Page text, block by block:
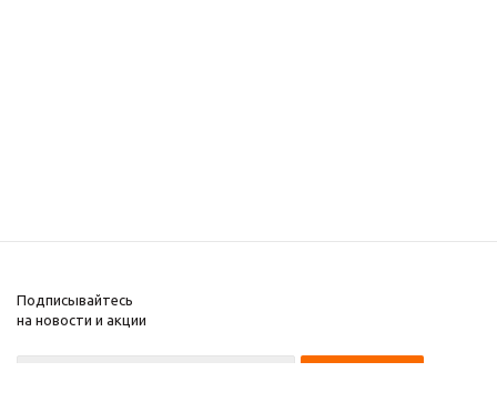
Подписывайтесь
на новости и акции